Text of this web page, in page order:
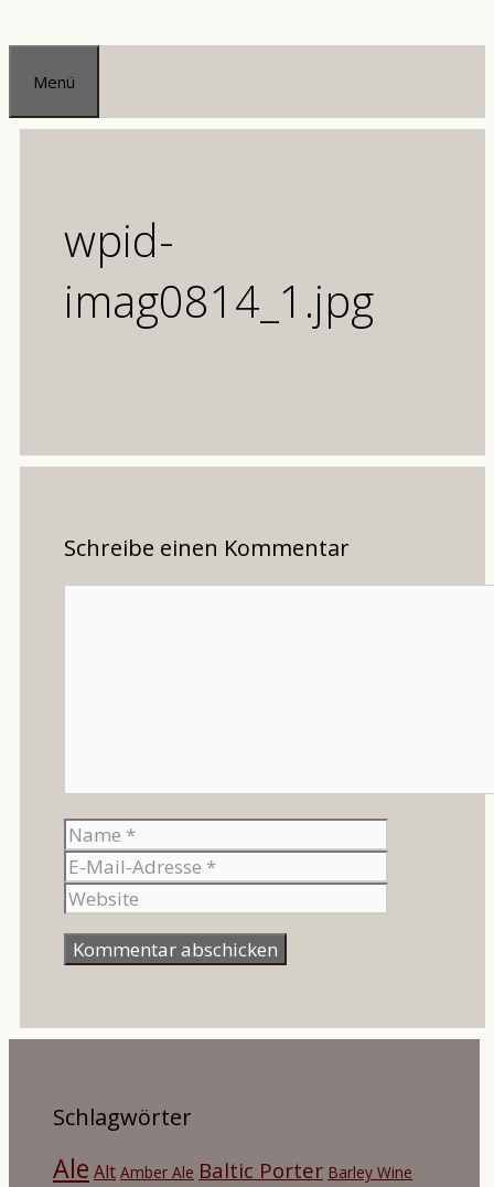
Zum
Inhalt
springen
Menü
wpid-
imag0814_1.jpg
Schreibe einen Kommentar
Name
Mail-
Adresse
Schlagwörter
Ale Alt Amber Ale Baltic Porter Barley Wine